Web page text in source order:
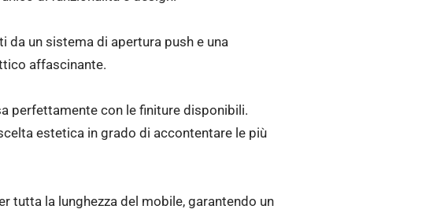
un sistema di apertura push e una
affascinante.
perfettamente con le finiture disponibili.
estetica in grado di accontentare le più
tutta la lunghezza del mobile, garantendo un